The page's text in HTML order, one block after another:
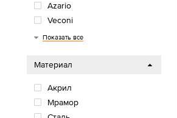
Azario
Veconi
ВИЗ
Taliente
Loranto
Niagara
Bas
Показать все
Материал
Акрил
Мрамор